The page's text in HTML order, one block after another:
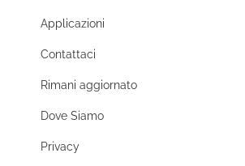
Applicazioni
Contattaci
Rimani aggiornato
Dove Siamo
Privacy